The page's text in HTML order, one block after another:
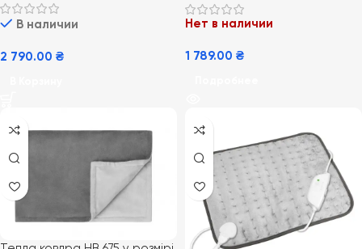
В наличии
2 790.00 ₴
Нет в наличии
1 789.00 ₴